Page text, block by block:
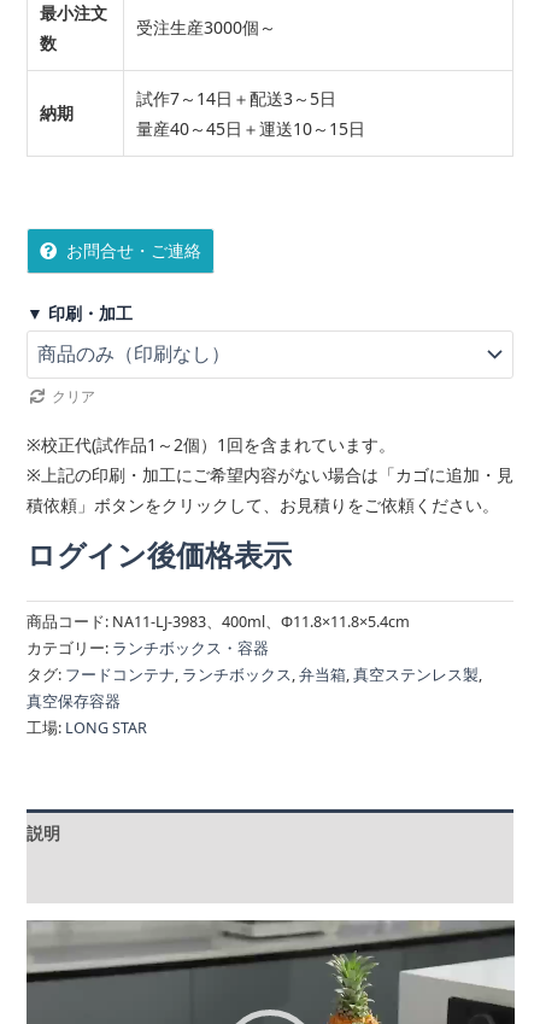
最小注文
数
受注生産3000個～
納期
試作7～14日＋配送3～5日
量産40～45日＋運送10～15日
お問合せ・ご連絡
▼ 印刷・加工
クリア
※校正代(試作品1～2個）1回を含まれています。
※上記の印刷・加工にご希望内容がない場合は「カゴに追加・見
積依頼」ボタンをクリックして、お見積りをご依頼ください。
ログイン後価格表示
商品コード: NA11-LJ-3983、400ml、Φ11.8×11.8×5.4cm
カテゴリー: ランチボックス・容器
タグ: フードコンテナ, ランチボックス,弁当箱,真空ステンレス製,
真空保存容器
工場: LONG STAR
説明
動
画